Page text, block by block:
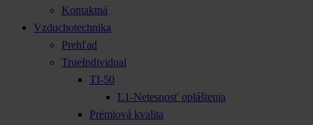
Kontaktná
Vzduchotechnika
Prehľad
TrueIndividual
TI-50
L1-Netesnosť opláštenia
Prémiová kvalita